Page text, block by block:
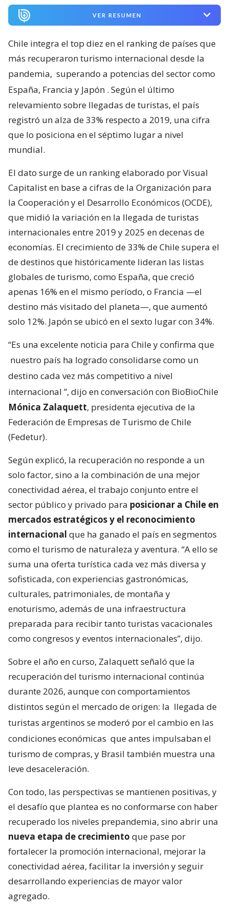
VER RESUMEN
Chile integra el top diez en el ranking de países que
más recuperaron turismo internacional desde la
pandemia, superando a potencias del sector como
España, Francia y Japón . Según el último
relevamiento sobre llegadas de turistas, el país
registró un alza de 33% respecto a 2019, una cifra
que lo posiciona en el séptimo lugar a nivel
mundial.
El dato surge de un ranking elaborado por Visual
Capitalist en base a cifras de la Organización para
la Cooperación y el Desarrollo Económicos (OCDE),
que midió la variación en la llegada de turistas
internacionales entre 2019 y 2025 en decenas de
economías. El crecimiento de 33% de Chile supera el
de destinos que históricamente lideran las listas
globales de turismo, como España, que creció
apenas 16% en el mismo período, o Francia —el
destino más visitado del planeta—, que aumentó
solo 12%. Japón se ubicó en el sexto lugar con 34%.
“Es una excelente noticia para Chile y confirma que
nuestro país ha logrado consolidarse como un
destino cada vez más competitivo a nivel
internacional ”, dijo en conversación con BioBioChile
Mónica Zalaquett, presidenta ejecutiva de la
Federación de Empresas de Turismo de Chile
(Fedetur).
Según explicó, la recuperación no responde a un
solo factor, sino a la combinación de una mejor
conectividad aérea, el trabajo conjunto entre el
sector público y privado para posicionar a Chile en
mercados estratégicos y el reconocimiento
internacional que ha ganado el país en segmentos
como el turismo de naturaleza y aventura. “A ello se
suma una oferta turística cada vez más diversa y
sofisticada, con experiencias gastronómicas,
culturales, patrimoniales, de montaña y
enoturismo, además de una infraestructura
preparada para recibir tanto turistas vacacionales
como congresos y eventos internacionales”, dijo.
Sobre el año en curso, Zalaquett señaló que la
recuperación del turismo internacional continúa
durante 2026, aunque con comportamientos
distintos según el mercado de origen: la llegada de
turistas argentinos se moderó por el cambio en las
condiciones económicas que antes impulsaban el
turismo de compras, y Brasil también muestra una
leve desaceleración.
Con todo, las perspectivas se mantienen positivas, y
el desafío que plantea es no conformarse con haber
recuperado los niveles prepandemia, sino abrir una
nueva etapa de crecimiento que pase por
fortalecer la promoción internacional, mejorar la
conectividad aérea, facilitar la inversión y seguir
desarrollando experiencias de mayor valor
agregado.